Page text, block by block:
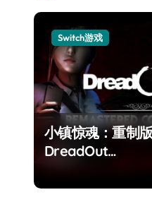
Switch游戏
小镇惊魂：重制
DreadOut
Remastered
Collection